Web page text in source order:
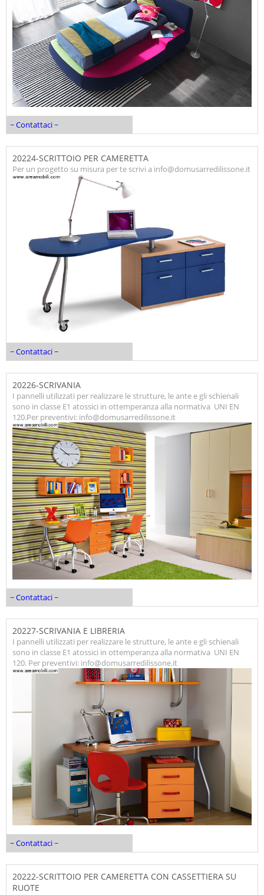
~ Contattaci ~
20224-SCRITTOIO PER CAMERETTA
Per un progetto su misura per te scrivi a info@domusarredilissone.it
~ Contattaci ~
20226-SCRIVANIA
I pannelli utilizzati per realizzare le strutture, le ante e gli schienali
sono in classe E1 atossici in ottemperanza alla normativa UNI EN
120.Per preventivi: info@domusarredilissone.it
~ Contattaci ~
20227-SCRIVANIA E LIBRERIA
I pannelli utilizzati per realizzare le strutture, le ante e gli schienali
sono in classe E1 atossici in ottemperanza alla normativa UNI EN
120. Per preventivi: info@domusarredilissone.it
~ Contattaci ~
20222-SCRITTOIO PER CAMERETTA CON CASSETTIERA SU
RUOTE